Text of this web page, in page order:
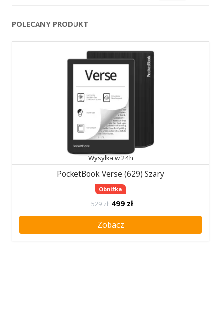
POLECANY PRODUKT
Wysyłka w 24h
PocketBook Verse (629) Szary
Obniżka
529 zł 499 zł
Zobacz